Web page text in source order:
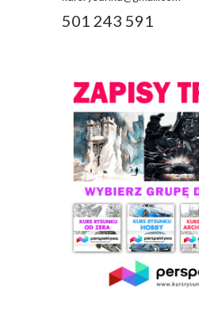
501 243 591